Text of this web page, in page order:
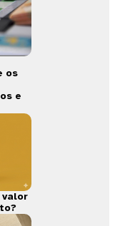
os
e
valor